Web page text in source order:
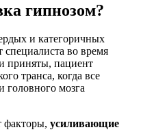
гипнозом?
и категоричных
специалиста во время
приняты, пациент
транса, когда все
мозга
факторы, усиливающие